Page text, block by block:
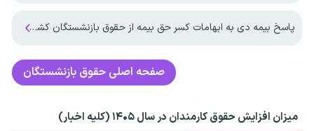
پاسخ بیمه دی به ابهامات کسر حق بیمه از حقوق بازنشستگان کشوری
صفحه اصلی حقوق بازنشستگان
میزان افزایش حقوق کارمندان در سال ۱۴۰۵ (کلیه اخبار)